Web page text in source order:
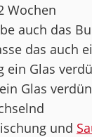
Wochen
auch das
das auch
ein Glas
Glas
und